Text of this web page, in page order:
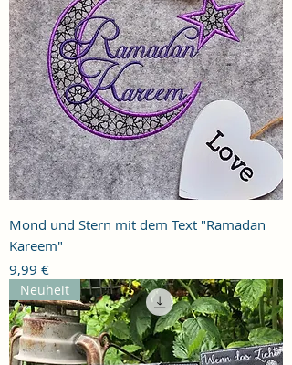
Mond und Stern mit dem Text "Ramadan
Kareem"
Preis
9,99 €
Neuheit